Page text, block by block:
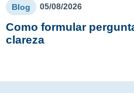
Blog 05/08/2026
Como formular
clareza